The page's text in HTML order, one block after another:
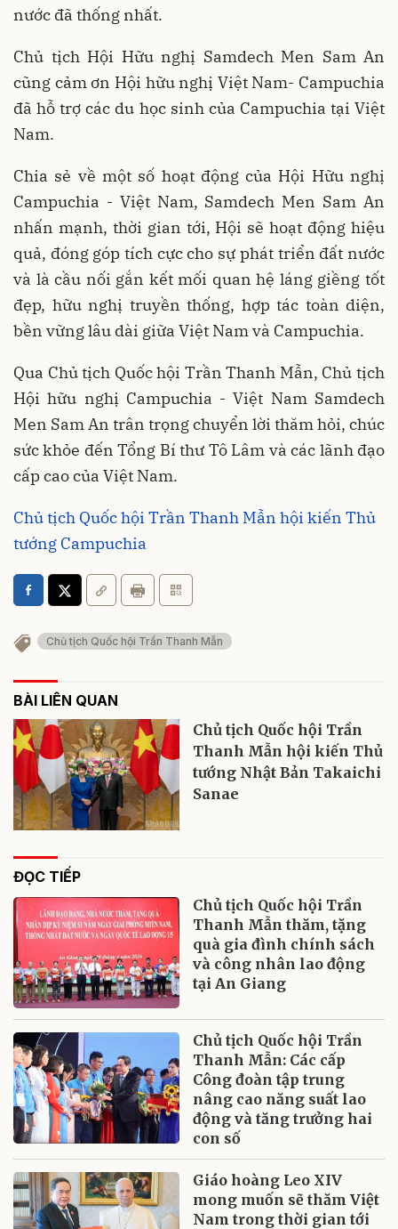
nước đã thống nhất.
Chủ tịch Hội Hữu nghị Samdech Men Sam An
cũng cảm ơn Hội hữu nghị Việt Nam- Campuchia
đã hỗ trợ các du học sinh của Campuchia tại Việt
Nam.
Chia sẻ về một số hoạt động của Hội Hữu nghị
Campuchia - Việt Nam, Samdech Men Sam An
nhấn mạnh, thời gian tới, Hội sẽ hoạt động hiệu
quả, đóng góp tích cực cho sự phát triển đất nước
và là cầu nối gắn kết mối quan hệ láng giềng tốt
đẹp, hữu nghị truyền thống, hợp tác toàn diện,
bền vững lâu dài giữa Việt Nam và Campuchia.
Qua Chủ tịch Quốc hội Trần Thanh Mẫn, Chủ tịch
Hội hữu nghị Campuchia - Việt Nam Samdech
Men Sam An trân trọng chuyển lời thăm hỏi, chúc
sức khỏe đến Tổng Bí thư Tô Lâm và các lãnh đạo
cấp cao của Việt Nam.
Chủ tịch Quốc hội Trần Thanh Mẫn hội kiến Thủ
tướng Campuchia
Chủ tịch Quốc hội Trần Thanh Mẫn
BÀI LIÊN QUAN
Chủ tịch Quốc hội Trần
Thanh Mẫn hội kiến Thủ
tướng Nhật Bản Takaichi
Sanae
ĐỌC TIẾP
Chủ tịch Quốc hội Trần
Thanh Mẫn thăm, tặng
quà gia đình chính sách
và công nhân lao động
tại An Giang
Chủ tịch Quốc hội Trần
Thanh Mẫn: Các cấp
Công đoàn tập trung
nâng cao năng suất lao
động và tăng trưởng hai
con số
Giáo hoàng Leo XIV
mong muốn sẽ thăm Việt
Nam trong thời gian tới